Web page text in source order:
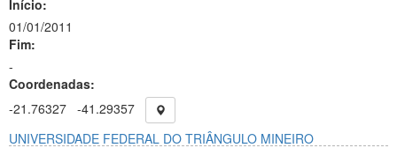
Início:
01/01/2011
Fim:
-
Coordenadas:
-21.76327 -41.29357
UNIVERSIDADE FEDERAL DO TRIÂNGULO MINEIRO